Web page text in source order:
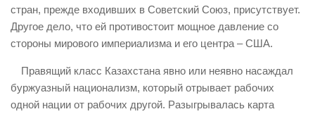
стран, прежде входивших в Советский Союз, присутствует.
Другое дело, что ей противостоит мощное давление со
стороны мирового империализма и его центра – США.
Правящий класс Казахстана явно или неявно насаждал
буржуазный национализм, который отрывает рабочих
одной нации от рабочих другой. Разыгрывалась карта